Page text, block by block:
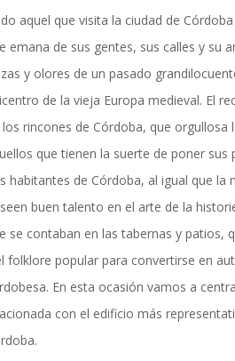
Y
en nuestro espacio
aquel que visita la ciudad de
emana de sus gentes, sus calles y su
y olores de un pasado
de la vieja Europa medieval. El
los rincones de Córdoba, que
que tienen la suerte de poner sus
habitantes de Córdoba, al igual que la
buen talento en el arte de la
se contaban en las tabernas y patios,
folklore popular para convertirse en
En esta ocasión vamos a
con el edificio más